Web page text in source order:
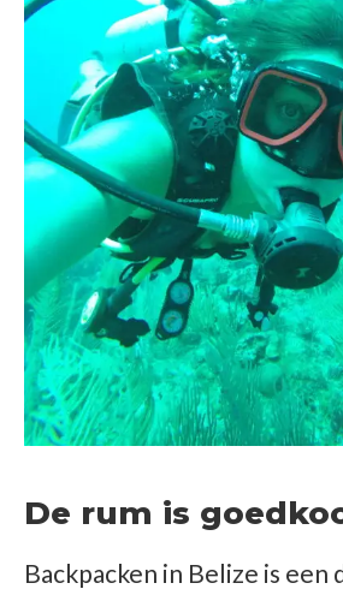
De rum is
Backpacken in Belize is een